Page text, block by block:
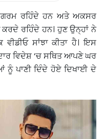
ਰਹਿੰਦੇ ਹਨ ਅਤੇ ਅਕਸਰ
ਰਹਿੰਦੇ ਹਨ। ਹੁਣ ਉਨ੍ਹਾਂ ਨੇ
ਸਾਂਝਾ ਕੀਤਾ ਹੈ। ਇਸ
ਵਿਦੇਸ਼ ‘ਚ ਸਥਿਤ ਆਪਣੇ ਘਰ
ਪਾਣੀ ਦਿੰਦੇ ਹੋਏ ਦਿਖਾਈ ਦੇ